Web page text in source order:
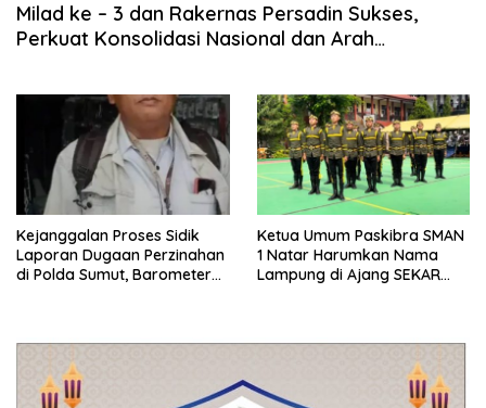
Milad ke – 3 dan Rakernas Persadin Sukses,
Perkuat Konsolidasi Nasional dan Arah
Kejanggalan Proses Sidik
Laporan Dugaan Perzinahan
di Polda Sumut, Barometer
Ketua Umum Paskibra SMAN
1 Natar Harumkan Nama
Lampung di Ajang SEKAR